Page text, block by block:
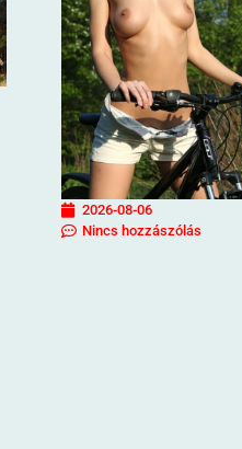
2026-08-06
Nincs hozzászólás